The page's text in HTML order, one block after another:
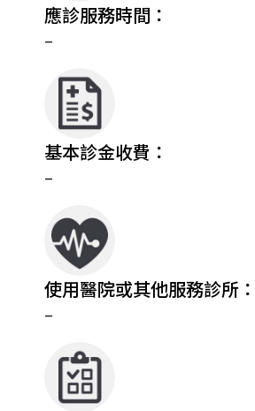
應診服務時間：
–
基本診金收費：
–
使用醫院或其他服務診所：
–